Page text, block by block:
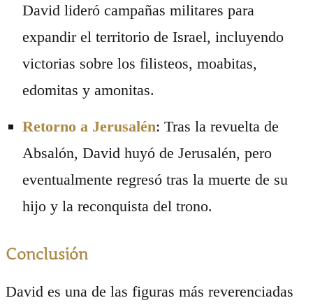
David lideró campañas militares para
expandir el territorio de Israel, incluyendo
victorias sobre los filisteos, moabitas,
edomitas y amonitas.
Retorno a Jerusalén: Tras la revuelta de
Absalón, David huyó de Jerusalén, pero
eventualmente regresó tras la muerte de su
hijo y la reconquista del trono.
Conclusión
David es una de las figuras más reverenciadas